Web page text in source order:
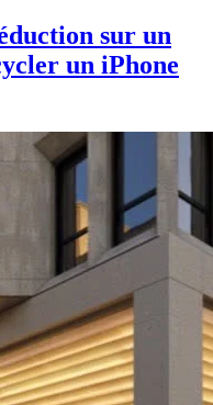
sur un
un iPhone